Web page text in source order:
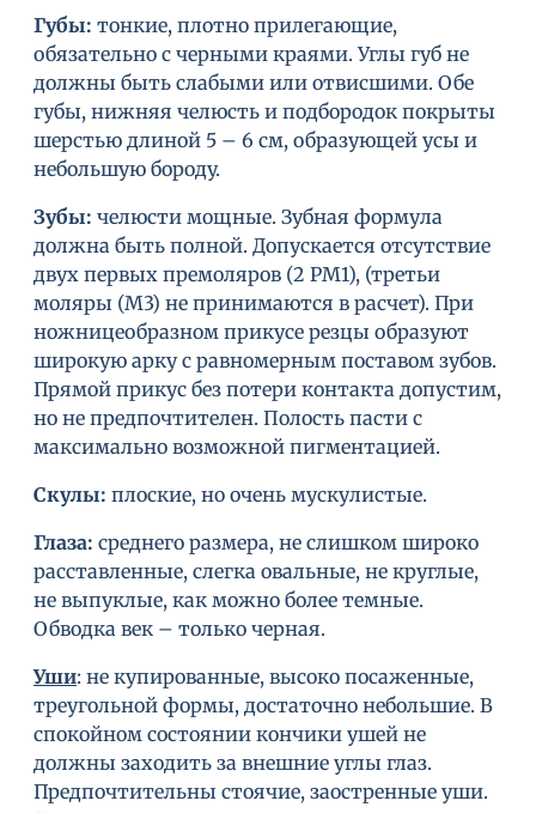
Губы: тонкие, плотно прилегающие,
обязательно с черными краями. Углы губ не
должны быть слабыми или отвисшими. Обе
губы, нижняя челюсть и подбородок покрыты
шерстью длиной 5 – 6 см, образующей усы и
небольшую бороду.
Зубы: челюсти мощные. Зубная формула
должна быть полной. Допускается отсутствие
двух первых премоляров (2 РМ1), (третьи
моляры (М3) не принимаются в расчет). При
ножницеобразном прикусе резцы образуют
широкую арку с равномерным поставом зубов.
Прямой прикус без потери контакта допустим,
но не предпочтителен. Полость пасти с
максимально возможной пигментацией.
Скулы: плоские, но очень мускулистые.
Глаза: среднего размера, не слишком широко
расставленные, слегка овальные, не круглые,
не выпуклые, как можно более темные.
Обводка век – только черная.
Уши: не купированные, высоко посаженные,
треугольной формы, достаточно небольшие. В
спокойном состоянии кончики ушей не
должны заходить за внешние углы глаз.
Предпочтительны стоячие, заостренные уши.